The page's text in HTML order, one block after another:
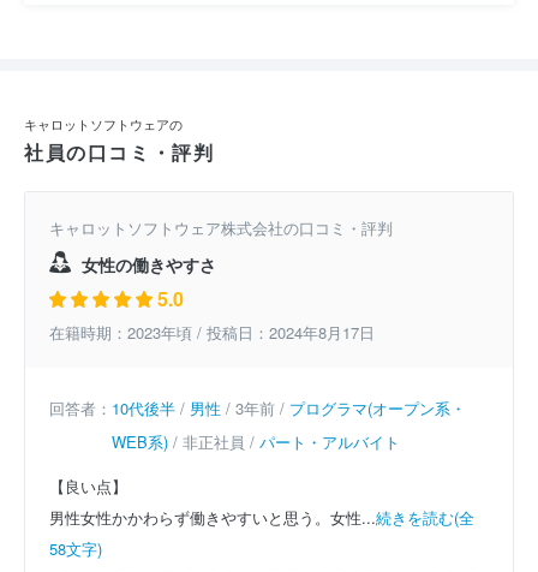
キャロットソフトウェアの
社員の口コミ・評判
キャロットソフトウェア株式会社の口コミ・評判
女性の働きやすさ
5.0
在籍時期：2023年頃 / 投稿日：2024年8月17日
回答者： 10代後半 / 男性 / 3年前 / プログラマ(オープン系・
WEB系) / 非正社員 / パート・アルバイト
【良い点】
男性女性かかわらず働きやすいと思う。女性...続きを読む(全
58文字)